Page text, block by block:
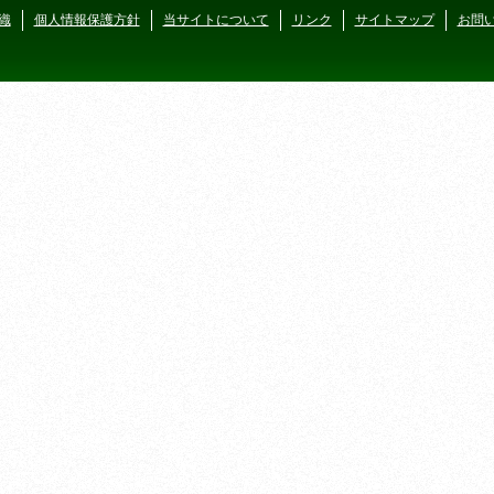
個人情報保護方針 当サイトについて リンク サイトマップ お問